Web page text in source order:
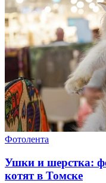
Фотолента
Ушки и шерстка:
котят в Томске